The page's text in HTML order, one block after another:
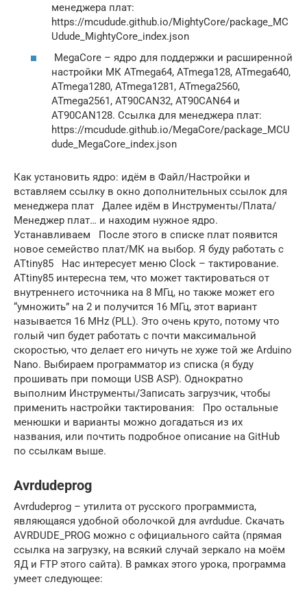
менеджера плат:
https://mcudude.github.io/MightyCore/package_MC
Udude_MightyCore_index.json
MegaCore – ядро для поддержки и расширенной
настройки МК ATmega64, ATmega128, ATmega640,
ATmega1280, ATmega1281, ATmega2560,
ATmega2561, AT90CAN32, AT90CAN64 и
AT90CAN128. Ссылка для менеджера плат:
https://mcudude.github.io/MegaCore/package_MCU
dude_MegaCore_index.json
Как установить ядро: идём в Файл/Настройки и
вставляем ссылку в окно дополнительных ссылок для
менеджера плат Далее идём в Инструменты/Плата/
Менеджер плат… и находим нужное ядро.
Устанавливаем После этого в списке плат появится
новое семейство плат/МК на выбор. Я буду работать с
ATtiny85 Нас интересует меню Clock – тактирование.
ATtiny85 интересна тем, что может тактироваться от
внутреннего источника на 8 МГц, но также может его
“умножить” на 2 и получится 16 МГц, этот вариант
называется 16 MHz (PLL). Это очень круто, потому что
голый чип будет работать с почти максимальной
скоростью, что делает его ничуть не хуже той же Arduino
Nano. Выбираем программатор из списка (я буду
прошивать при помощи USB ASP). Однократно
выполним Инструменты/Записать загрузчик, чтобы
применить настройки тактирования: Про остальные
менюшки и варианты можно догадаться из их
названия, или почтить подробное описание на GitHub
по ссылкам выше.
Avrdudeprog
Avrdudeprog – утилита от русского программиста,
являющаяся удобной оболочкой для avrdudue. Скачать
AVRDUDE_PROG можно с официального сайта (прямая
ссылка на загрузку, на всякий случай зеркало на моём
ЯД и FTP этого сайта). В рамках этого урока, программа
умеет следующее: